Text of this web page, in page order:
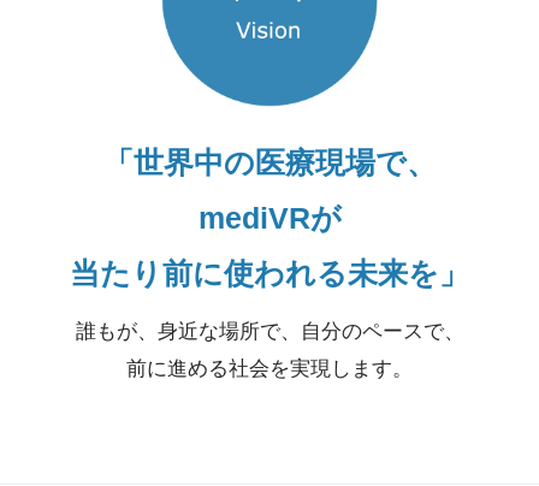
「世界中の医療現場で、
mediVRが
当たり前に使われる未来を」
誰もが、身近な場所で、自分のペースで、
前に進める社会を実現します。